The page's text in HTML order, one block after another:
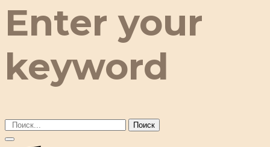
Enter your
keyword
Поиск